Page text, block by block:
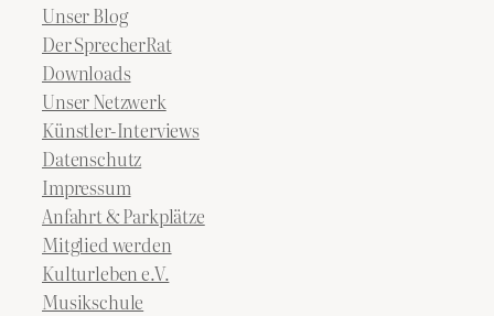
Unser Blog
Der SprecherRat
Downloads
Unser Netzwerk
Künstler-Interviews
Datenschutz
Impressum
Anfahrt & Parkplätze
Mitglied werden
Kulturleben e.V.
Musikschule